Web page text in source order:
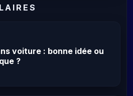
voiture : bonne idée ou
?